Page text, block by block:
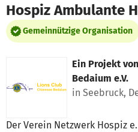
Hospiz Ambulante
Gemeinnützige Organisation
Ein Projekt von
Bedaium e.V.
in Seebruck,
Der Verein Netzwerk Hospiz